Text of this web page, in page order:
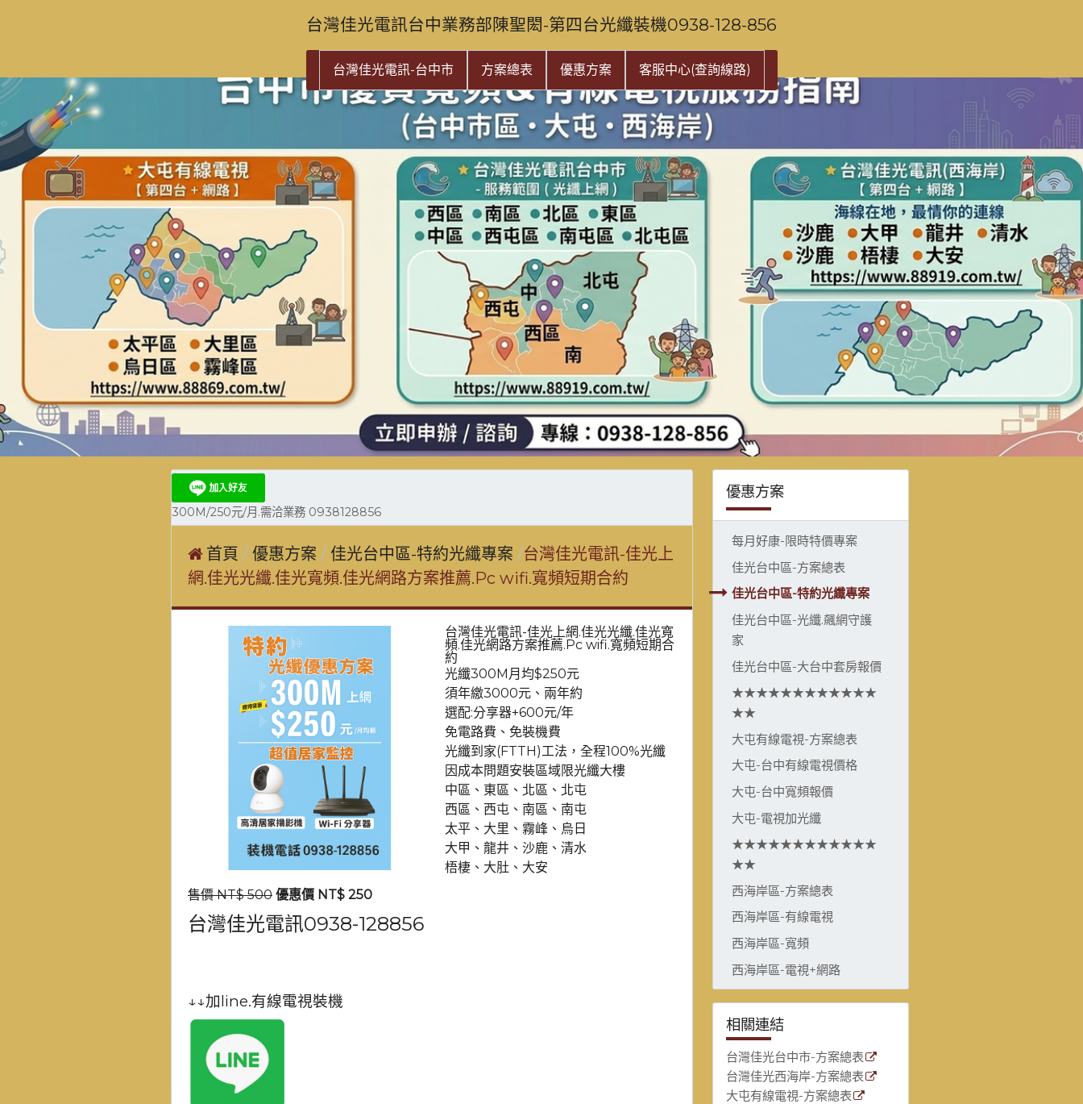
台灣佳光電訊台中業務部陳聖閎-第四台光纖裝機0938-128-856
台灣佳光電訊-台中市 方案總表 優惠方案 客服中心(查詢線路)
優惠方案
每月好康-限時特價專案
佳光台中區-方案總表
佳光台中區-特約光纖專案
佳光台中區-光纖.飆網守護
家
佳光台中區-大台中套房報價
★★★★★★★★★★★★
★★
大屯有線電視-方案總表
大屯-台中有線電視價格
大屯-台中寬頻報價
大屯-電視加光纖
★★★★★★★★★★★★
★★
西海岸區-方案總表
西海岸區-有線電視
西海岸區-寬頻
西海岸區-電視+網路
相關連結
台灣佳光台中市-方案總表
台灣佳光西海岸-方案總表
大屯有線電視-方案總表
300M/250元/月.需洽業務 0938128856
首頁 優惠方案 佳光台中區-特約光纖專案 台灣佳光電訊-佳光上
網.佳光光纖.佳光寬頻.佳光網路方案推薦.Pc wifi.寬頻短期合約
台灣佳光電訊-佳光上網.佳光光纖.佳光寬
頻.佳光網路方案推薦.Pc wifi.寬頻短期合
約
光纖300M月均$250元
須年繳3000元、兩年約
選配:分享器+600元/年
免電路費、免裝機費
光纖到家(FTTH)工法，全程100%光纖
因成本問題安裝區域限光纖大樓
中區、東區、北區、北屯
西區、西屯、南區、南屯
太平、大里、霧峰、烏日
大甲、龍井、沙鹿、清水
梧棲、大肚、大安
售價 NT$ 500 優惠價 NT$ 250
台灣佳光電訊0938-128856
↓↓加line.有線電視裝機